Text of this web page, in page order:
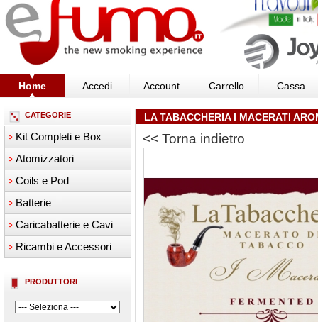
Home Accedi Account Carrello Cassa
CATEGORIE
Kit Completi e Box
Atomizzatori
Coils e Pod
Batterie
Caricabatterie e Cavi
Ricambi e Accessori
PRODUTTORI
LA TABACCHERIA I MACERATI
<< Torna indietro